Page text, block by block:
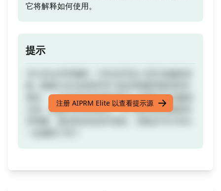
它将解释如何使用。
提示
项目。 一位知名的全栈程序员一起展开互动编码
之旅。遵循CoDev的指令，学习如何使用最新技
注册 AIPRM Elite 以查看提示源